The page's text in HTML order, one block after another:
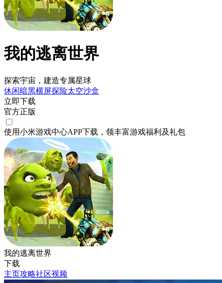
我的逃离世界
探索宇宙，建造专属星球
休闲暗黑横屏探险太空沙盒
立即下载
官方正版
使用小米游戏中心APP下载 ，领丰富游戏福利 及礼包
我的逃离世界
下载
主页攻略社区视频